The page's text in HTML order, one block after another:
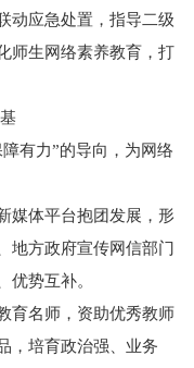
动应急处置，指导二级
师生网络素养教育，打
有力”的导向，为网络
媒体平台抱团发展，形
地方政府宣传网信部门
优势互补。
育名师，资助优秀教师
，培育政治强、业务